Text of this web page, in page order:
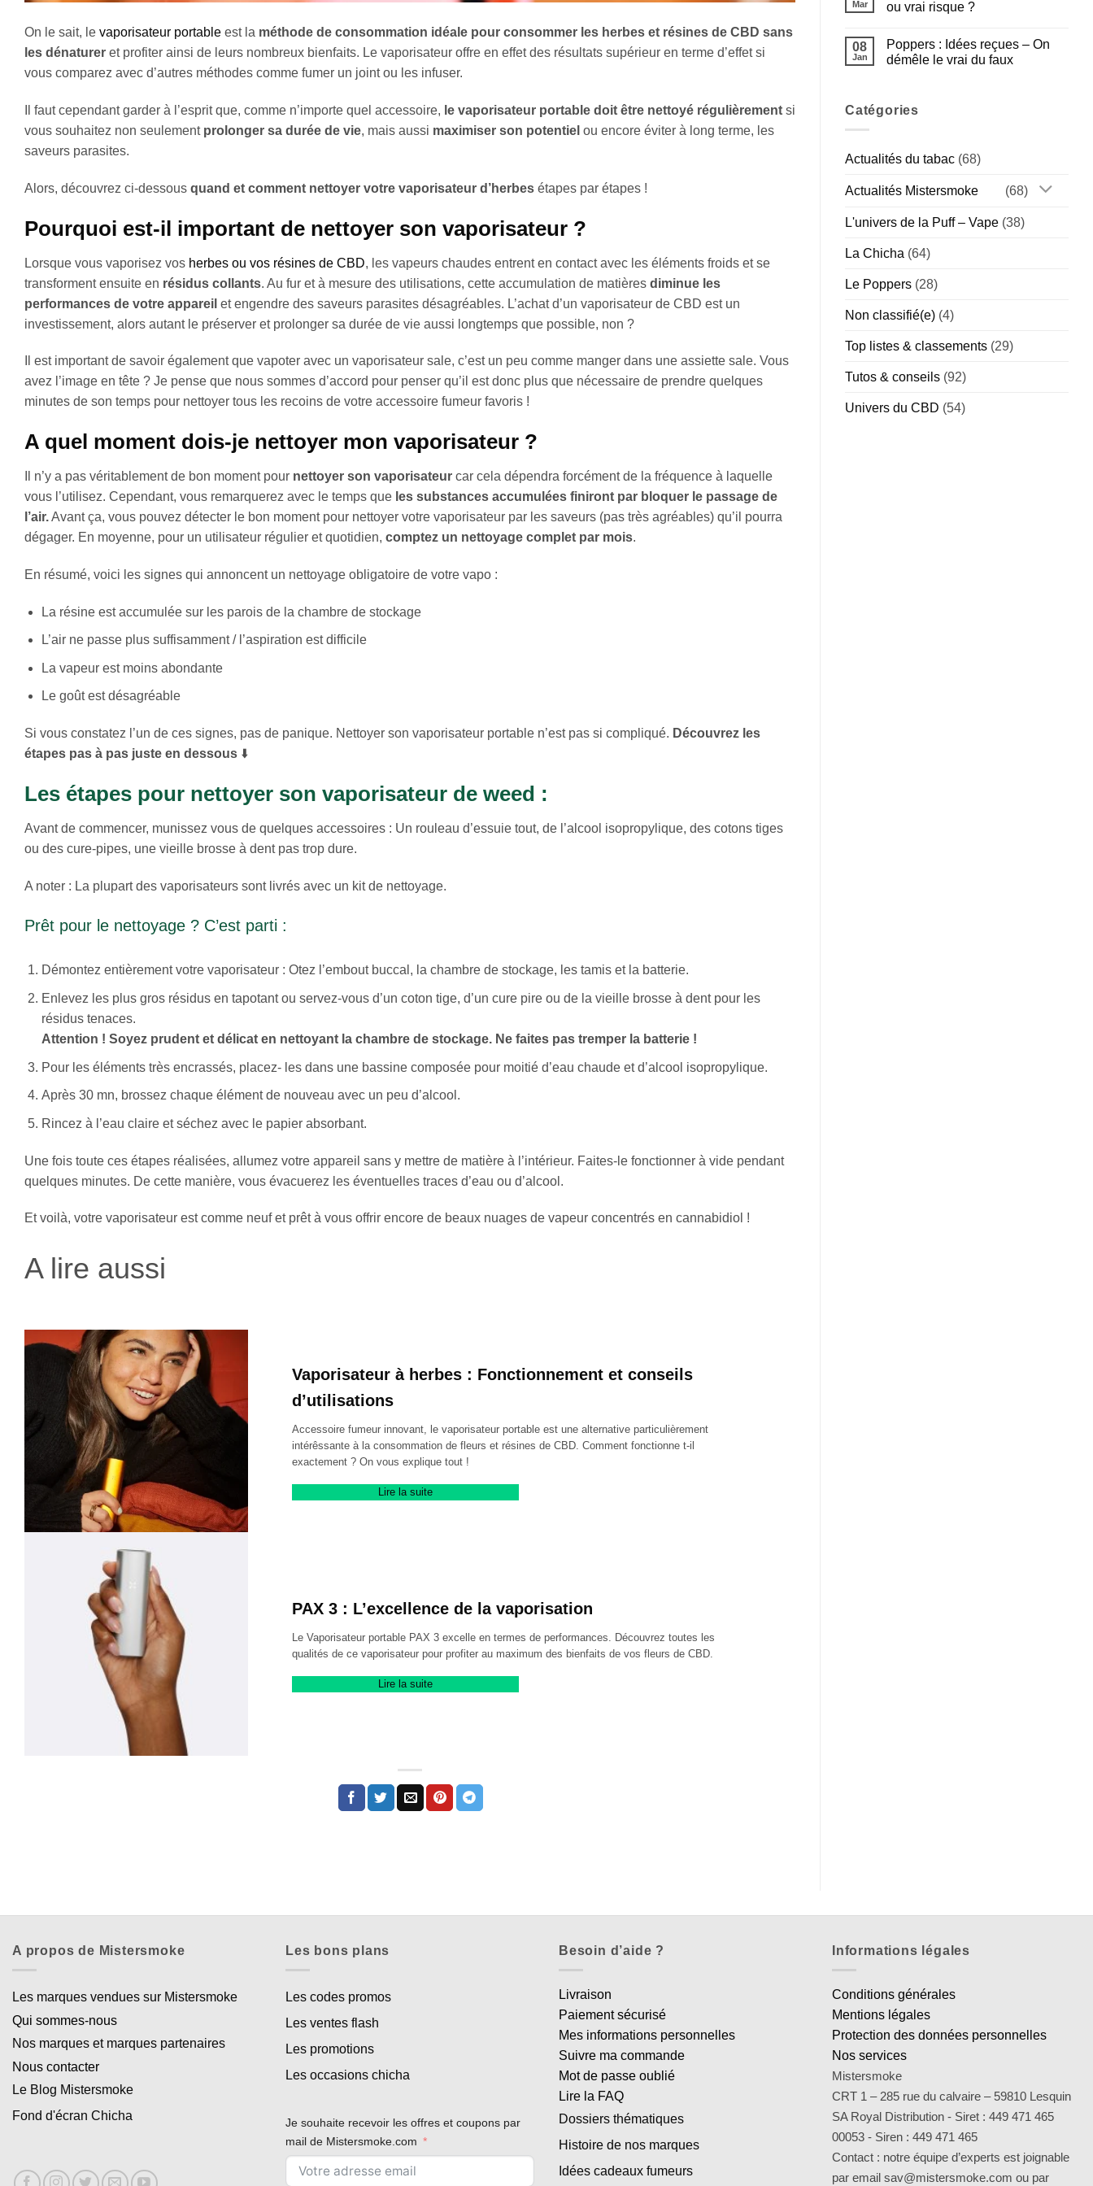
On le sait, le vaporisateur portable est la méthode de consommation idéale pour consommer les herbes et résines de CBD sans
les dénaturer et profiter ainsi de leurs nombreux bienfaits. Le vaporisateur offre en effet des résultats supérieur en terme d’effet si
vous comparez avec d’autres méthodes comme fumer un joint ou les infuser.
Il faut cependant garder à l’esprit que, comme n’importe quel accessoire, le vaporisateur portable doit être nettoyé régulièrement si
vous souhaitez non seulement prolonger sa durée de vie, mais aussi maximiser son potentiel ou encore éviter à long terme, les
saveurs parasites.
Alors, découvrez ci-dessous quand et comment nettoyer votre vaporisateur d’herbes étapes par étapes !
Pourquoi est-il important de nettoyer son vaporisateur ?
Lorsque vous vaporisez vos herbes ou vos résines de CBD, les vapeurs chaudes entrent en contact avec les éléments froids et se
transforment ensuite en résidus collants. Au fur et à mesure des utilisations, cette accumulation de matières diminue les
performances de votre appareil et engendre des saveurs parasites désagréables. L’achat d’un vaporisateur de CBD est un
investissement, alors autant le préserver et prolonger sa durée de vie aussi longtemps que possible, non ?
Il est important de savoir également que vapoter avec un vaporisateur sale, c’est un peu comme manger dans une assiette sale. Vous
avez l’image en tête ? Je pense que nous sommes d’accord pour penser qu’il est donc plus que nécessaire de prendre quelques
minutes de son temps pour nettoyer tous les recoins de votre accessoire fumeur favoris !
A quel moment dois-je nettoyer mon vaporisateur ?
Il n’y a pas véritablement de bon moment pour nettoyer son vaporisateur car cela dépendra forcément de la fréquence à laquelle
vous l’utilisez. Cependant, vous remarquerez avec le temps que les substances accumulées finiront par bloquer le passage de
l’air.Avant ça, vous pouvez détecter le bon moment pour nettoyer votre vaporisateur par les saveurs (pas très agréables) qu’il pourra
dégager. En moyenne, pour un utilisateur régulier et quotidien, comptez un nettoyage complet par mois.
En résumé, voici les signes qui annoncent un nettoyage obligatoire de votre vapo :
La résine est accumulée sur les parois de la chambre de stockage
L’air ne passe plus suffisamment / l’aspiration est difficile
La vapeur est moins abondante
Le goût est désagréable
Si vous constatez l’un de ces signes, pas de panique. Nettoyer son vaporisateur portable n’est pas si compliqué. Découvrez les
étapes pas à pas juste en dessous ⬇️
Les étapes pour nettoyer son vaporisateur de weed :
Avant de commencer, munissez vous de quelques accessoires : Un rouleau d’essuie tout, de l’alcool isopropylique, des cotons tiges
ou des cure-pipes, une vieille brosse à dent pas trop dure.
A noter : La plupart des vaporisateurs sont livrés avec un kit de nettoyage.
Prêt pour le nettoyage ? C’est parti :
Démontez entièrement votre vaporisateur : Otez l’embout buccal, la chambre de stockage, les tamis et la batterie.
Enlevez les plus gros résidus en tapotant ou servez-vous d’un coton tige, d’un cure pire ou de la vieille brosse à dent pour les
résidus tenaces.
Attention ! Soyez prudent et délicat en nettoyant la chambre de stockage. Ne faites pas tremper la batterie !
Pour les éléments très encrassés, placez- les dans une bassine composée pour moitié d’eau chaude et d’alcool isopropylique.
Après 30 mn, brossez chaque élément de nouveau avec un peu d’alcool.
Rincez à l’eau claire et séchez avec le papier absorbant.
Une fois toute ces étapes réalisées, allumez votre appareil sans y mettre de matière à l’intérieur. Faites-le fonctionner à vide pendant
quelques minutes. De cette manière, vous évacuerez les éventuelles traces d’eau ou d’alcool.
Et voilà, votre vaporisateur est comme neuf et prêt à vous offrir encore de beaux nuages de vapeur concentrés en cannabidiol !
A lire aussi
Vaporisateur à herbes : Fonctionnement et conseils
d’utilisations
Accessoire fumeur innovant, le vaporisateur portable est une alternative particulièrement
intérêssante à la consommation de fleurs et résines de CBD. Comment fonctionne t-il
exactement ? On vous explique tout !
Lire la suite
PAX 3 : L’excellence de la vaporisation
Le Vaporisateur portable PAX 3 excelle en termes de performances. Découvrez toutes les
qualités de ce vaporisateur pour profiter au maximum des bienfaits de vos fleurs de CBD.
Lire la suite
Gamme
Amsterdam
Complet
de
la
vs
Special)
Mar ou vrai risque ?
sur
Poppers
et
idée
ou
08
Jan
Poppers : Idées reçues – On
démêle le vrai du faux
Poppers
:
On
vrai
Catégories
Actualités du tabac (68)
Actualités Mistersmoke (68)
L'univers de la Puff – Vape (38)
La Chicha (64)
Le Poppers (28)
Non classifié(e) (4)
Top listes & classements (29)
Tutos & conseils (92)
Univers du CBD (54)
A propos de Mistersmoke
Les marques vendues sur Mistersmoke
Qui sommes-nous
Nos marques et marques partenaires
Nous contacter
Le Blog Mistersmoke
Fond d'écran Chicha
Les bons plans
Les codes promos
Les ventes flash
Les promotions
Les occasions chicha
Je souhaite recevoir les offres et coupons par
mail de Mistersmoke.com
Besoin d’aide ?
Livraison
Paiement sécurisé
Mes informations personnelles
Suivre ma commande
Mot de passe oublié
Lire la FAQ
Dossiers thématiques
Histoire de nos marques
Idées cadeaux fumeurs
Informations légales
Conditions générales
Mentions légales
Protection des données personnelles
Nos services
Mistersmoke
CRT 1 – 285 rue du calvaire – 59810 Lesquin
SA Royal Distribution - Siret : 449 471 465
00053 - Siren : 449 471 465
Contact : notre équipe d’experts est joignable
par email sav@mistersmoke.com ou par